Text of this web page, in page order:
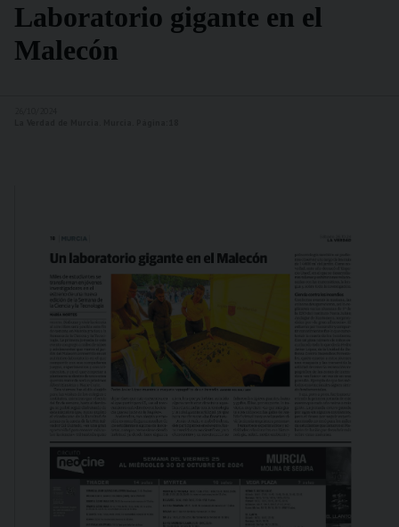
Laboratorio gigante en el
Malecón